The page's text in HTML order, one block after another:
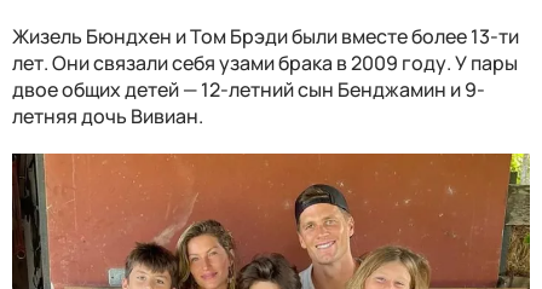
Жизель Бюндхен и Том Брэди были вместе более 13-ти
лет. Они связали себя узами брака в 2009 году. У пары
двое общих детей — 12-летний сын Бенджамин и 9-
летняя дочь Вивиан.